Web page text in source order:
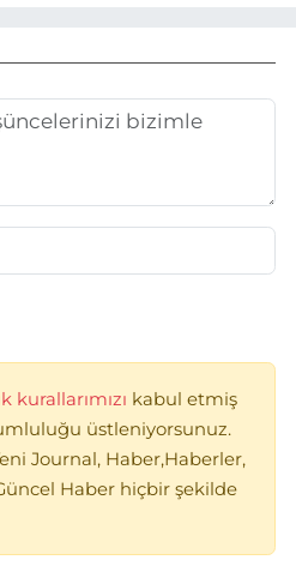
kurallarımızı kabul etmiş
üstleniyorsunuz.
Journal, Haber,Haberler,
Haber hiçbir şekilde